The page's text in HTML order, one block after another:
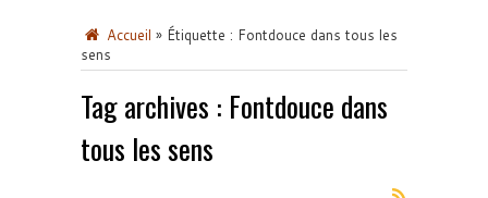
Accueil » Étiquette : Fontdouce dans tous les
sens
Tag archives : Fontdouce dans
tous les sens